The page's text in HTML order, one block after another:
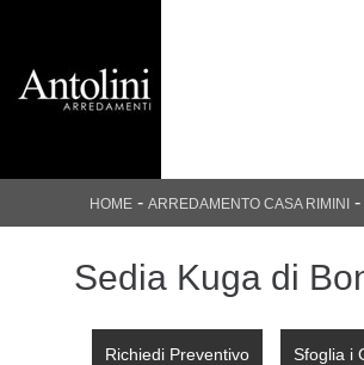
HOME- ARREDAMENTO CASA RIMINI -
Sedia Kuga di
Richiedi Preventivo Sfoglia i